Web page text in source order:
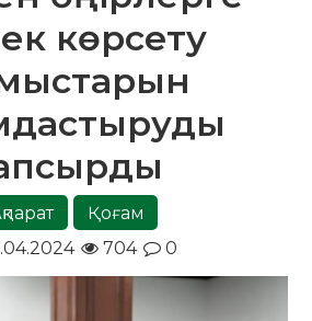
көрсету
Қоғам
704 0